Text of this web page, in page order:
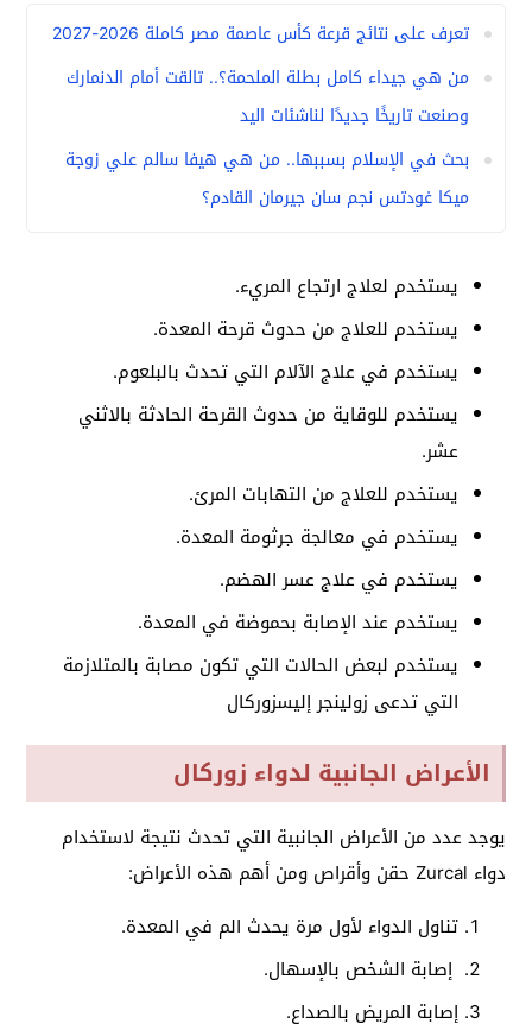
تعرف على نتائج قرعة كأس عاصمة مصر كاملة 2026-2027
من هي جيداء كامل بطلة الملحمة؟.. تالقت أمام الدنمارك
وصنعت تاريخًا جديدًا لناشئات اليد
بحث في الإسلام بسببها.. من هي هيفا سالم علي زوجة
ميكا غودتس نجم سان جيرمان القادم؟
يستخدم لعلاج ارتجاع المريء.
يستخدم للعلاج من حدوث قرحة المعدة.
يستخدم في علاج الآلام التي تحدث بالبلعوم.
يستخدم للوقاية من حدوث القرحة الحادثة بالاثني
عشر.
يستخدم للعلاج من التهابات المرئ.
يستخدم في معالجة جرثومة المعدة.
يستخدم في علاج عسر الهضم.
يستخدم عند الإصابة بحموضة في المعدة.
يستخدم لبعض الحالات التي تكون مصابة بالمتلازمة
التي تدعى زولينجر إليسزوركال
الأعراض الجانبية لدواء زوركال
يوجد عدد من الأعراض الجانبية التي تحدث نتيجة لاستخدام
دواء Zurcal حقن وأقراص ومن أهم هذه الأعراض:
تناول الدواء لأول مرة يحدث الم في المعدة.
إصابة الشخص بالإسهال.
إصابة المريض بالصداع.